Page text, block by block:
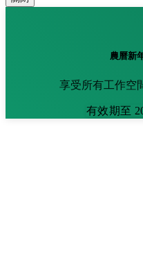
農曆新
享受所有工作空
有效期至